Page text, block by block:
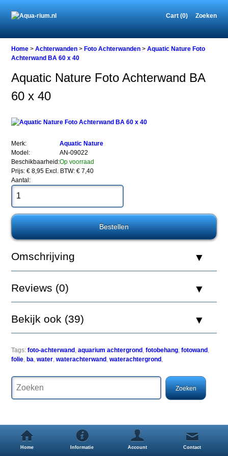
Cart (0) Zoeken
Home
Achterwanden
Foto
Achterwanden
Nature
BA
60
x
40
Aquatic
Nature
Foto
BA
40
maar
zeer
manier
om
nooit
tevoren
Home >Achterwanden >Foto Achterwanden >Aquatic Nature Foto
Achterwand BA 60 x 40
Aquatic Nature Foto Achterwand BA
60 x 40
Merk:
Aquatic Nature
Model:
AN-09022
Beschikbaarheid:Op voorraad
Prijs: € 8,95 Excl. BTW: € 7,40
Aantal:
Omschrijving
Reviews (0)
Bekijk ook (39)
Tags: foto-achterwand ,aquarium achtergrond ,fotobehang,fotowand ,
folie, ba,water,waterachterwand ,waterachtergrond ,
Home Informatie Account Contact